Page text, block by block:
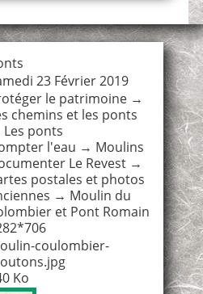
23 Février 2019
le patrimoine→
chemins et les ponts
Les ponts
l'eau → Moulins
Le Revest→
postales et photos
→ Moulin du
et Pont Romain
coulombier-
Ko